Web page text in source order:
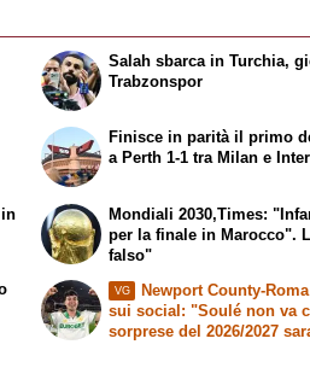
Salah sbarca in Turchia,
Trabzonspor
Finisce in parità il primo
a Perth 1-1 tra Milan e Inter
Mondiali 2030,Times:
per la finale in Marocco".
falso"
VG
Newport County-
suisocial : "Soulé non va
sorprese del 2026/2027